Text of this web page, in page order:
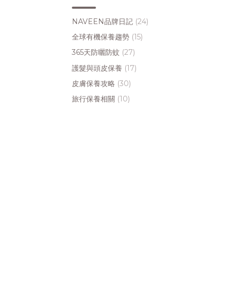
NAVEEN品牌日記 (24)
全球有機保養趨勢 (15)
365天防曬防蚊 (27)
護髮與頭皮保養 (17)
皮膚保養攻略 (30)
旅行保養相關 (10)